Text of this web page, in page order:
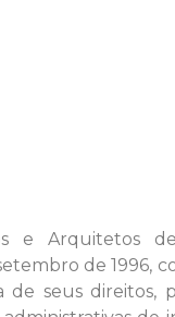
e Arquitetos
de 1996,
de seus direitos,